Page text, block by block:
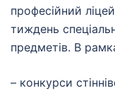
професійний
тиждень
предметів. В
– конкурси